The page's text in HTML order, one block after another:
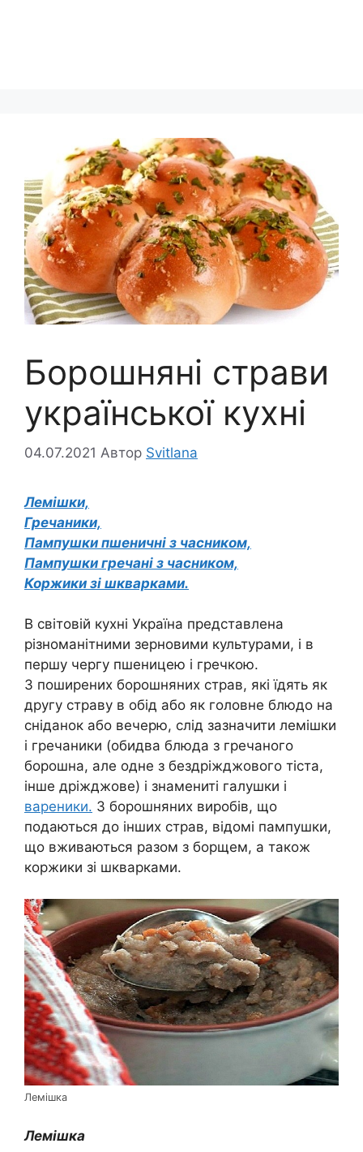
Борошняні страви
української кухні
04.07.2021 Автор Svitlana
Лемішки,
Гречаники,
Пампушки пшеничні з часником,
Пампушки гречані з часником,
Коржики зі шкварками.
В світовій кухні Україна представлена
різноманітними зерновими культурами, і в
першу чергу пшеницею і гречкою.
З поширених борошняних страв, які їдять як
другу страву в обід або як головне блюдо на
сніданок або вечерю, слід зазначити лемішки
і гречаники (обидва блюда з гречаного
борошна, але одне з бездріжджового тіста,
інше дріжджове) і знамениті галушки і
вареники. З борошняних виробів, що
подаються до інших страв, відомі пампушки,
що вживаються разом з борщем, а також
коржики зі шкварками.
Лемішка
Лемішка